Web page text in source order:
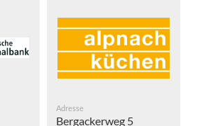
Adresse
Bergackerweg 5